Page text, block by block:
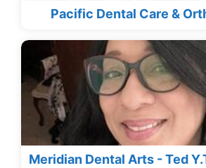
Pacific Dental Care &
Meridian Dental Arts - Ted